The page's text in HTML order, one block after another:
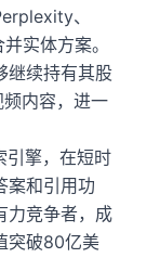
、
实体方案。
继续持有其股
内容，进一
引擎，在短时
案和引用功
力竞争者，成
突破80亿美